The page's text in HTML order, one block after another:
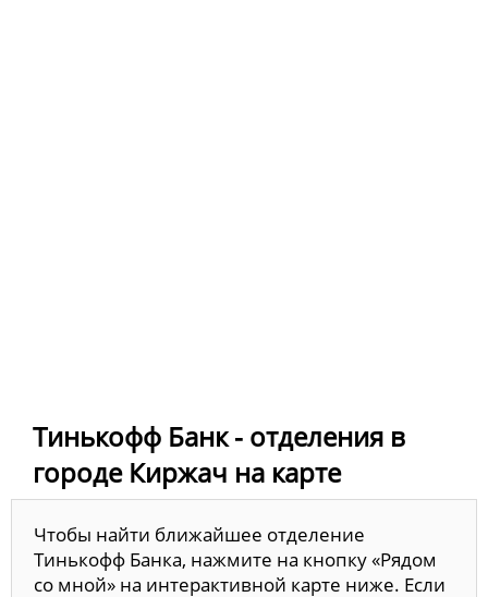
Тинькофф Банк - отделения в
городе Киржач на карте
Чтобы найти ближайшее отделение
Тинькофф Банка, нажмите на кнопку «Рядом
со мной» на интерактивной карте ниже. Если